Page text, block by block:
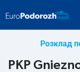
Розклад
PKP